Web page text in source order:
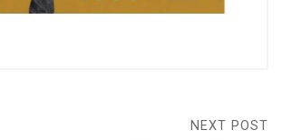
NEXT POST